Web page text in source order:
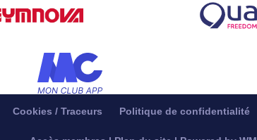
Cookies / Traceurs Politique de confidentialité